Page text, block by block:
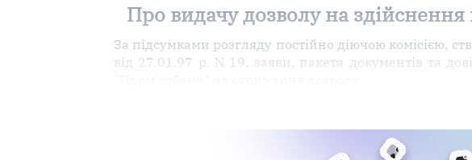
Про видачу дозволу на здійснення
За підсумками розгляду постійно діючою комісією,
від 27.01.97 р. N 19, заяви, пакета документів та